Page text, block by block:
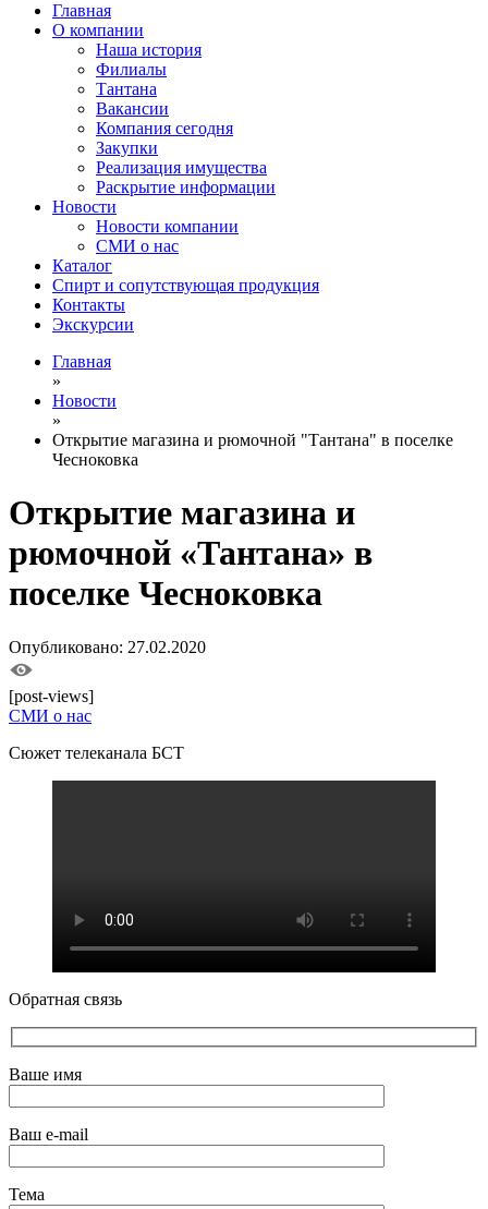
Главная
О компании
Наша история
Филиалы
Тантана
Вакансии
Компания сегодня
Закупки
Реализация имущества
Раскрытие информации
Новости
Новости компании
СМИ о нас
Каталог
Спирт и сопутствующая продукция
Контакты
Экскурсии
Главная
»
Новости
»
Открытие магазина и рюмочной "Тантана" в поселке
Чесноковка
Открытие магазина и
рюмочной «Тантана» в
поселке Чесноковка
Опубликовано: 27.02.2020
[post-views]
СМИ о нас
Сюжет телеканала БСТ
Обратная связь
Ваше имя
Ваш e-mail
Тема